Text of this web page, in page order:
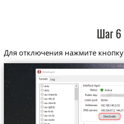
Шаг 6
Для отключения нажмите кнопку